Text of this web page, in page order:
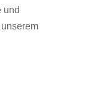
und